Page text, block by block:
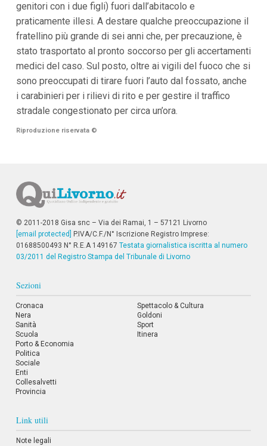
l
M
e
ù
P
i
n
i
a
i
n
o
n
d
o
genitori con i due figli) fuori dall’abitacolo e
praticamente illesi. A destare qualche preoccupazione il
fratellino più grande di sei anni che, per precauzione, è
stato trasportato al pronto soccorso per gli accertamenti
medici del caso. Sul posto, oltre ai vigili del fuoco che si
sono preoccupati di tirare fuori l’auto dal fossato, anche
i carabinieri per i rilievi di rito e per gestire il traffico
stradale congestionato per circa un’ora.
Riproduzione riservata ©
© 2011-2018 Gisa snc – Via dei Ramai, 1 – 57121 Livorno
[email protected]
P.IVA/C.F./N° Iscrizione Registro Imprese:
01688500493 N° R.E.A 149167 Testata giornalistica iscritta al numero
03/2011 del Registro Stampa del Tribunale di Livorno
Sezioni
Cronaca
Nera
Sanità
Scuola
Porto & Economia
Politica
Sociale
Enti
Collesalvetti
Provincia
Spettacolo & Cultura
Goldoni
Sport
Itinera
Link utili
Note legali